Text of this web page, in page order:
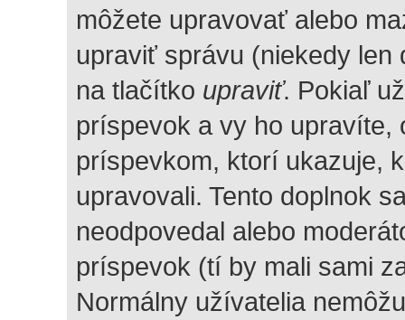
môžete upravovať alebo
upraviť správu (niekedy len
na tlačítko upraviť. Pokiaľ
príspevok a vy ho upravíte,
príspevkom, ktorí ukazuje,
upravovali. Tento doplnok
neodpovedal alebo
príspevok (tí by mali sami
Normálny užívatelia